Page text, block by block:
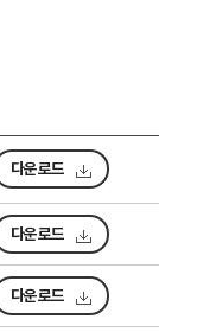
다운로드
다운로드
다운로드